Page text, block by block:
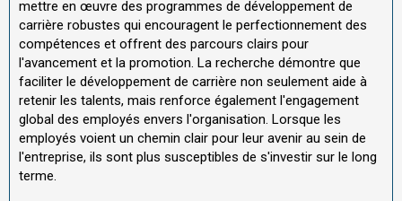
mettre en œuvre des programmes de développement de
carrière robustes qui encouragent le perfectionnement des
compétences et offrent des parcours clairs pour
l'avancement et la promotion. La recherche démontre que
faciliter le développement de carrière non seulement aide à
retenir les talents, mais renforce également l'engagement
global des employés envers l'organisation. Lorsque les
employés voient un chemin clair pour leur avenir au sein de
l'entreprise, ils sont plus susceptibles de s'investir sur le long
terme.